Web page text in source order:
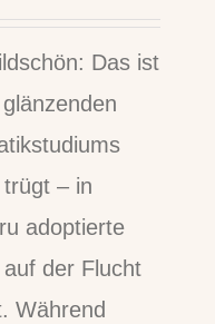
Das ist
– in
adoptierte
der Flucht
Während